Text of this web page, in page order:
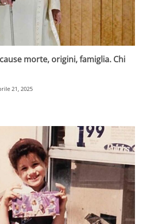
morte, origini, famiglia. Chi
21, 2025